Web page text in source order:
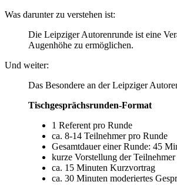
Was darunter zu verstehen ist:
Die Leipziger Autorenrunde ist eine
Augenhöhe zu ermöglichen.
Und weiter:
Das Besondere an der Leipziger
Tischgesprächsrunden-Format
1 Referent pro Runde
ca. 8-14 Teilnehmer pro Runde
Gesamtdauer einer Runde: 45
kurze Vorstellung der Teilnehmer
ca. 15 Minuten Kurzvortrag
ca. 30 Minuten moderiertes